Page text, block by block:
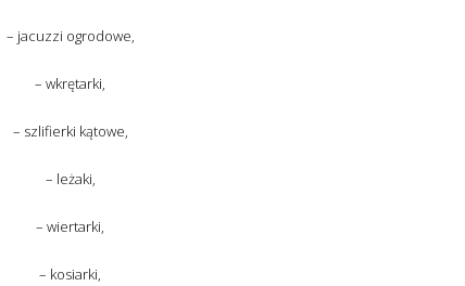
– jacuzzi ogrodowe,
– wkrętarki,
– szlifierki kątowe,
– leżaki,
– wiertarki,
– kosiarki,